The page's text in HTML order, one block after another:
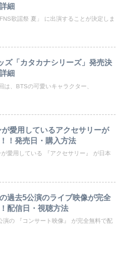
細
歌謡祭 夏」 に出演することが決定しま
ズ「カタカナシリーズ」発売決
細
は、BTSの可愛いキャラクター、
愛用しているアクセサリーが
！発売日・購入方法
愛用している 『アクセサリー』 が日本
過去5公演のライブ映像が完全
配信日・視聴方法
演の 『コンサート映像』 が完全無料で配